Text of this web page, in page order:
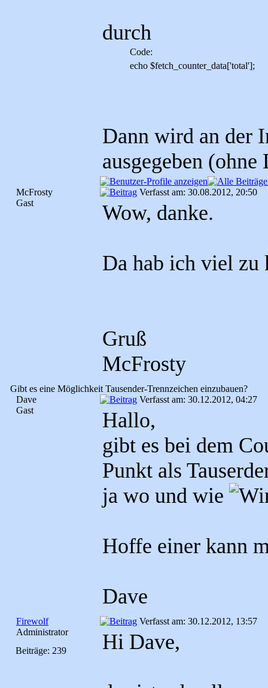
durch
Code:
echo $fetch_counter_data['total'];
Dann wird an der
ausgegeben
McFrosty
Gast
Verfasst am: 30.08.2012, 20:50
Wow, danke.
Da hab ich viel zu
Gruß
McFrosty
Gibt es eine Möglichkeit Tausender-Trennzeichen einzubauen?
Dave
Gast
Verfasst am: 30.12.2012, 04:27
Hallo,
gibt es bei dem
Punkt als
ja wo und wie
Hoffe einer kann
Dave
Firewolf
Administrator
Beiträge: 239
Verfasst am: 30.12.2012, 13:57
Hi Dave,